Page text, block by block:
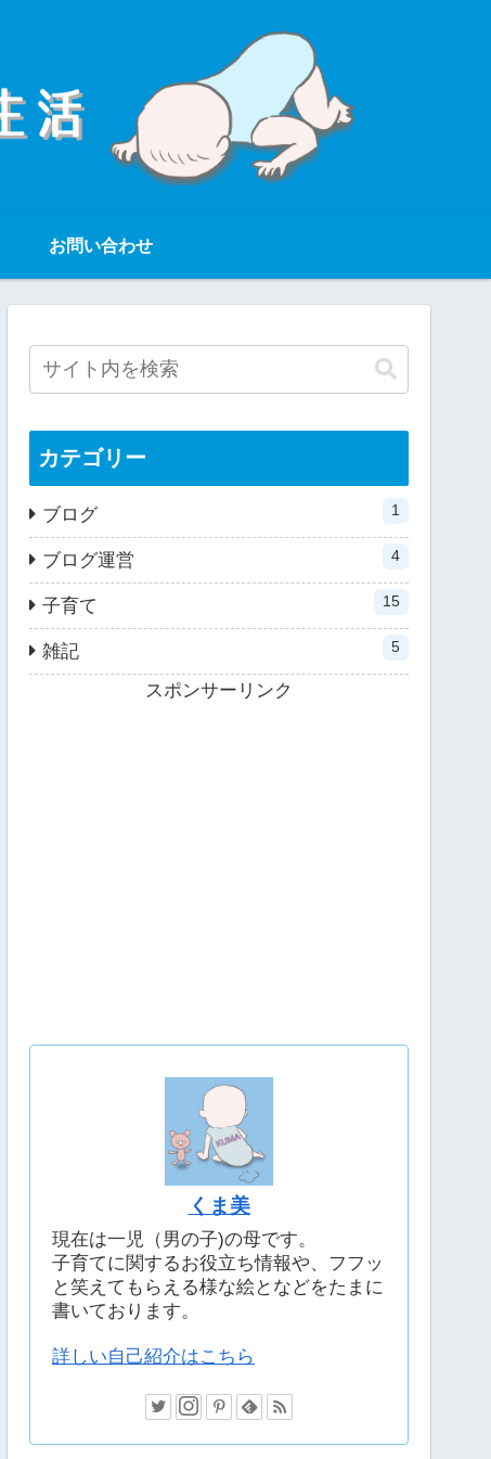
お問い合わせ
カテゴリー
ブログ 1
ブログ運営 4
子育て 15
雑記 5
スポンサーリンク
くま美
現在は一児（男の子)の母です。
子育てに関するお役立ち情報や、フフッ
と笑えてもらえる様な絵となどをたまに
書いております。
詳しい自己紹介はこちら